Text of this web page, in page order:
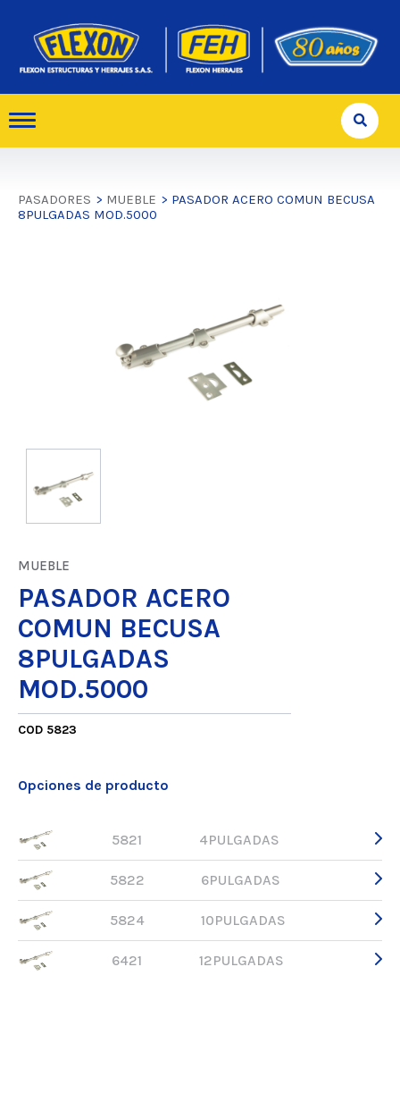
PASADORES > MUEBLE > PASADOR ACERO COMUN BECUSA
8PULGADAS MOD.5000
MUEBLE
PASADOR ACERO
COMUN BECUSA
8PULGADAS
MOD.5000
COD 5823
Opciones de producto
5821 4PULGADAS
5822 6PULGADAS
5824 10PULGADAS
6421 12PULGADAS